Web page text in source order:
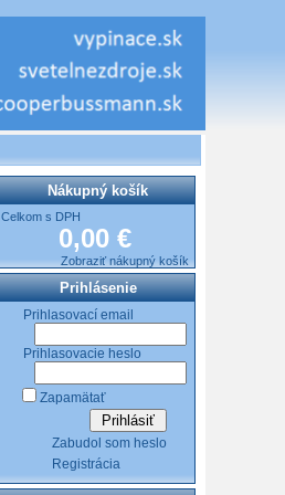
Nákupný košík
Celkom s DPH
0,00 €
Zobraziť nákupný košík
Prihlásenie
Prihlasovací email
Prihlasovacie heslo
Zapamätať
Zabudol som heslo
Registrácia